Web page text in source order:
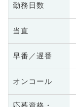
勤務日数
当直
早番／遅番
オンコール